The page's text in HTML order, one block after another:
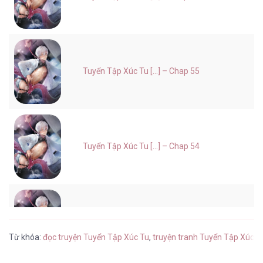
Tuyển Tập Xúc Tu [...] – Chap 55
Tuyển Tập Xúc Tu [...] – Chap 54
Từ khóa: đọc truyện Tuyển Tập Xúc Tu, truyện tranh Tuyển Tập Xúc